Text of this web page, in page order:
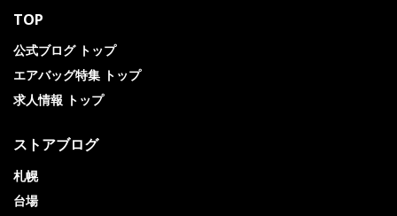
TOP
公式ブログ トップ
エアバッグ特集 トップ
求人情報 トップ
ストアブログ
札幌
台場